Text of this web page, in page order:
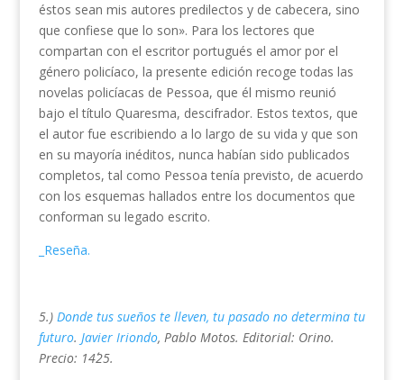
éstos sean mis autores predilectos y de cabecera, sino
que confiese que lo son». Para los lectores que
compartan con el escritor portugués el amor por el
género policíaco, la presente edición recoge todas las
novelas policíacas de Pessoa, que él mismo reunió
bajo el título Quaresma, descifrador. Estos textos, que
el autor fue escribiendo a lo largo de su vida y que son
en su mayoría inéditos, nunca habían sido publicados
completos, tal como Pessoa tenía previsto, de acuerdo
con los esquemas hallados entre los documentos que
conforman su legado escrito.
_Reseña.
5.)Donde tus sueños te lleven, tu pasado no determina tu
futuro. Javier Iriondo, Pablo Motos. Editorial: Orino.
Precio: 14´25.